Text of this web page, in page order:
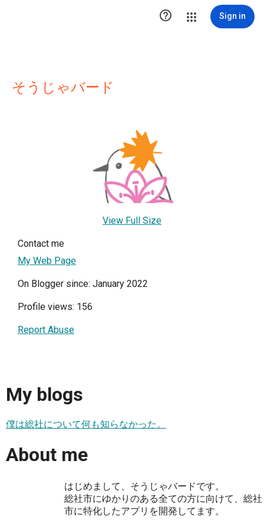
 Sign in
そうじゃバード
View Full Size
Contact me
My Web Page
On Blogger since: January 2022
Profile views: 156
Report Abuse
My blogs
僕は総社について何も知らなかった。
About me
はじめまして、そうじゃバードです。
総社市にゆかりのある全ての方に向けて、総社
市に特化したアプリを開発してます。